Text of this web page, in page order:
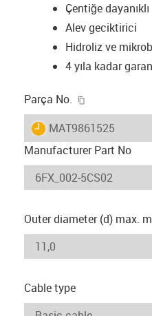
Çentiğe dayanıklı
Alev geciktirici
Hidroliz ve
4 yıla kadar
Parça No.
igus-icon-lieferzeit
MAT9861525
Manufacturer Part No
Outer diameter (d) max.
Cable type